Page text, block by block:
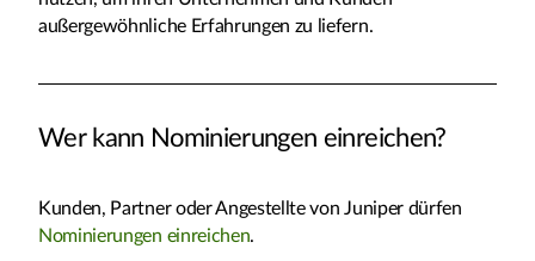
außergewöhnliche Erfahrungen zu liefern.
Wer kann Nominierungen einreichen?
Kunden, Partner oder Angestellte von Juniper dürfen
Nominierungen einreichen.